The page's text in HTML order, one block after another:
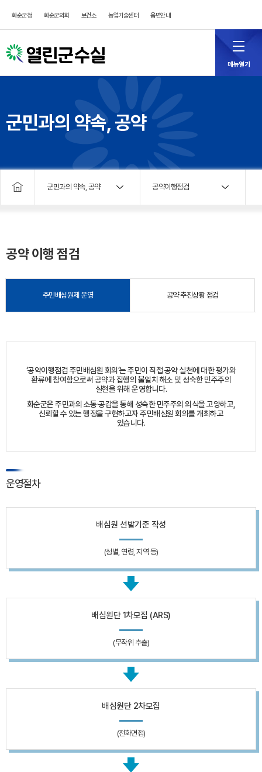
화순군청 화순군의회 보건소 농업기술센터 읍면안내
메뉴열기
군민과의 약속, 공약
군민과의 약속, 공약 공약이행점검
공약 이행 점검
주민배심원제 운영 공약 추진상황 점검
‘공약이행점검 주민배심원 회의’는 주민이 직접 공약 실천에 대한 평가와
환류에 참여함으로써 공약과 집행의 불일치 해소 및 성숙한 민주주의
실현을 위해 운영합니다.
화순군은 주민과의 소통·공감을 통해 성숙한 민주주의 의식을 고양하고,
신뢰할 수 있는 행정을 구현하고자 주민배심원 회의를 개최하고
있습니다.
운영절차
배심원 선발기준 작성
(성별, 연령, 지역 등)
배심원단 1차모집 (ARS)
(무작위 추출)
배심원단 2차모집
(전화면접)